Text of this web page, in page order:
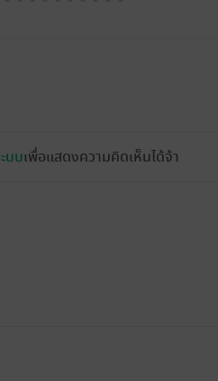
บบเพื่อแสดงความคิดเห็นได้จ้า